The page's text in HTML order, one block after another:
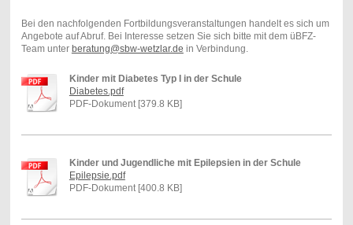
Bei den nachfolgenden Fortbildungsveranstaltungen handelt es sich um
Angebote auf Abruf. Bei Interesse setzen Sie sich bitte mit dem üBFZ-
Team unter beratung@sbw-wetzlar.de in Verbindung.
Kinder mit Diabetes Typ I in der Schule
Diabetes.pdf
PDF-Dokument [379.8 KB]
Kinder und Jugendliche mit Epilepsien in der Schule
Epilepsie.pdf
PDF-Dokument [400.8 KB]